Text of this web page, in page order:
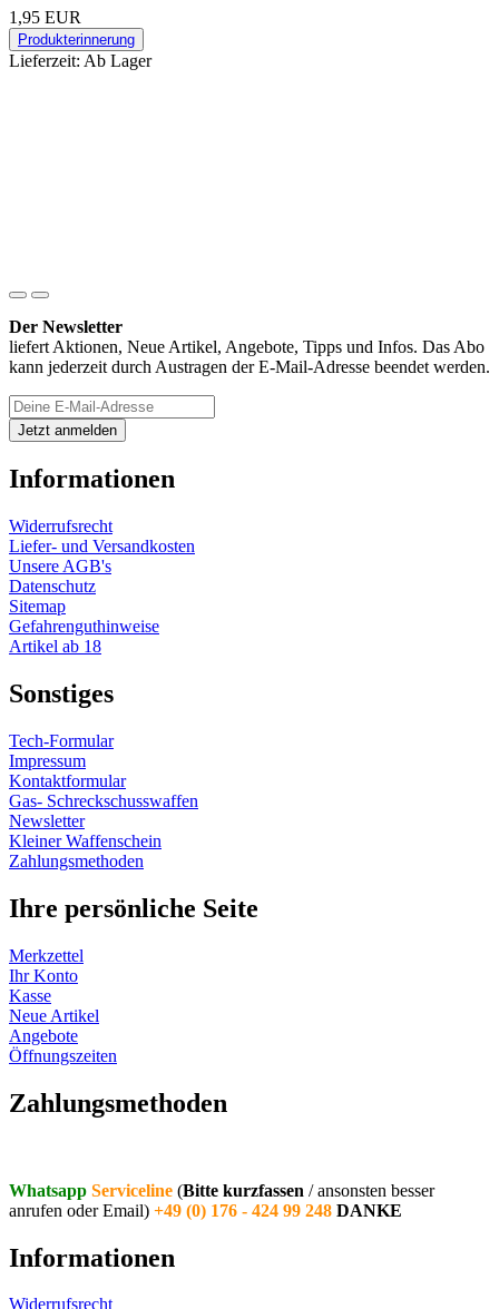
1,95 EUR
Produkterinnerung
Lieferzeit: Ab Lager
Der Newsletter
liefert Aktionen, Neue Artikel, Angebote, Tipps und Infos. Das Abo
kann jederzeit durch Austragen der E-Mail-Adresse beendet werden.
Informationen
Widerrufsrecht
Liefer- und Versandkosten
Unsere AGB's
Datenschutz
Sitemap
Gefahrenguthinweise
Artikel ab 18
Sonstiges
Tech-Formular
Impressum
Kontaktformular
Gas- Schreckschusswaffen
Newsletter
Kleiner Waffenschein
Zahlungsmethoden
Ihre persönliche Seite
Merkzettel
Ihr Konto
Kasse
Neue Artikel
Angebote
Öffnungszeiten
Zahlungsmethoden
Whatsapp Serviceline (Bitte kurzfassen / ansonsten besser
anrufen oder Email) +49 (0) 176 - 424 99 248 DANKE
Informationen
Widerrufsrecht